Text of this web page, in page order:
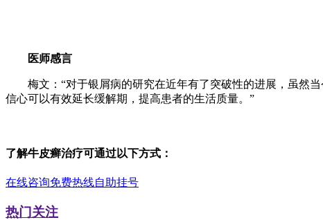
医师感言
梅文：“对于银屑病的研究在近年有了突破性的进展，虽然当
信心可以有效延长缓解期，提高患者的生活质量。”
了解牛皮癣治疗可通过以下方式：
在线咨询免费热线自助挂号
热门关注